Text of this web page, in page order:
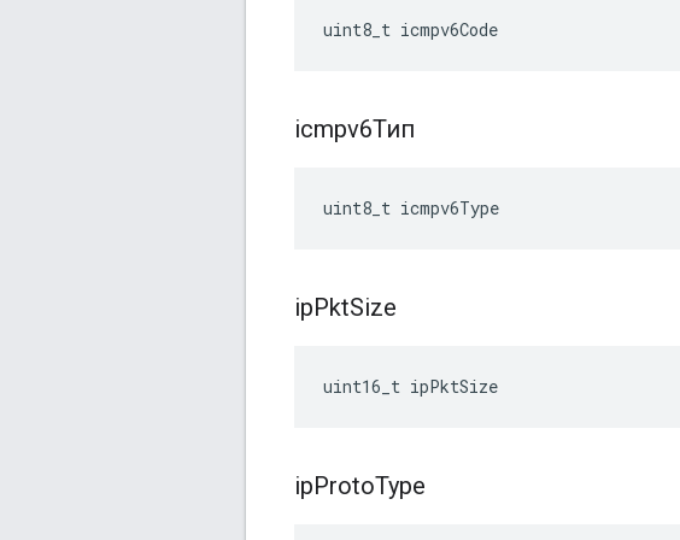
uint8_t icmpv6Code
icmpv6Тип
uint8_t icmpv6Type
ipPktSize
uint16_t ipPktSize
ipProtoType